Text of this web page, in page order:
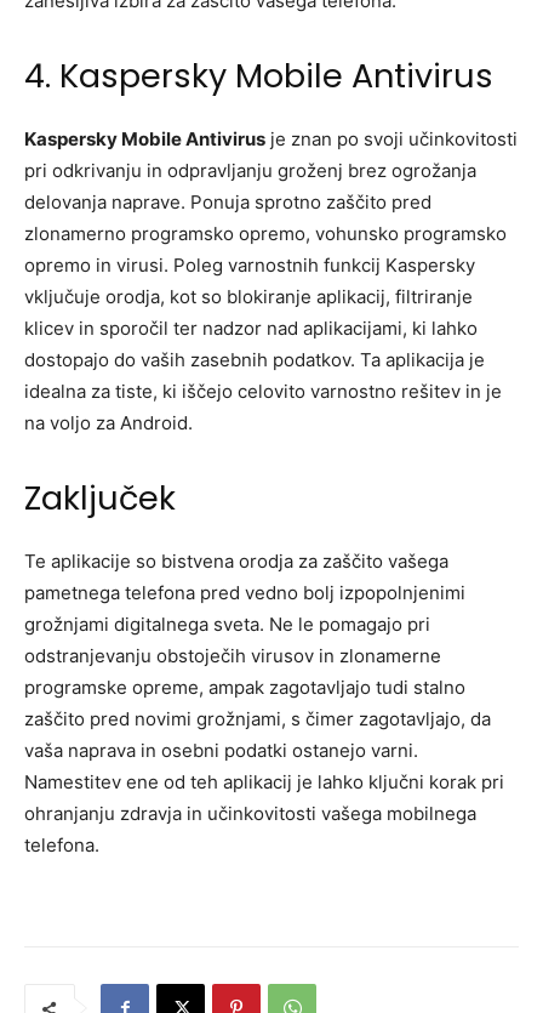
4. Kaspersky Mobile Antivirus
Kaspersky Mobile Antivirus je znan po svoji učinkovitosti
pri odkrivanju in odpravljanju groženj brez ogrožanja
delovanja naprave. Ponuja sprotno zaščito pred
zlonamerno programsko opremo, vohunsko programsko
opremo in virusi. Poleg varnostnih funkcij Kaspersky
vključuje orodja, kot so blokiranje aplikacij, filtriranje
klicev in sporočil ter nadzor nad aplikacijami, ki lahko
dostopajo do vaših zasebnih podatkov. Ta aplikacija je
idealna za tiste, ki iščejo celovito varnostno rešitev in je
na voljo za Android.
Zaključek
Te aplikacije so bistvena orodja za zaščito vašega
pametnega telefona pred vedno bolj izpopolnjenimi
grožnjami digitalnega sveta. Ne le pomagajo pri
odstranjevanju obstoječih virusov in zlonamerne
programske opreme, ampak zagotavljajo tudi stalno
zaščito pred novimi grožnjami, s čimer zagotavljajo, da
vaša naprava in osebni podatki ostanejo varni.
Namestitev ene od teh aplikacij je lahko ključni korak pri
ohranjanju zdravja in učinkovitosti vašega mobilnega
telefona.